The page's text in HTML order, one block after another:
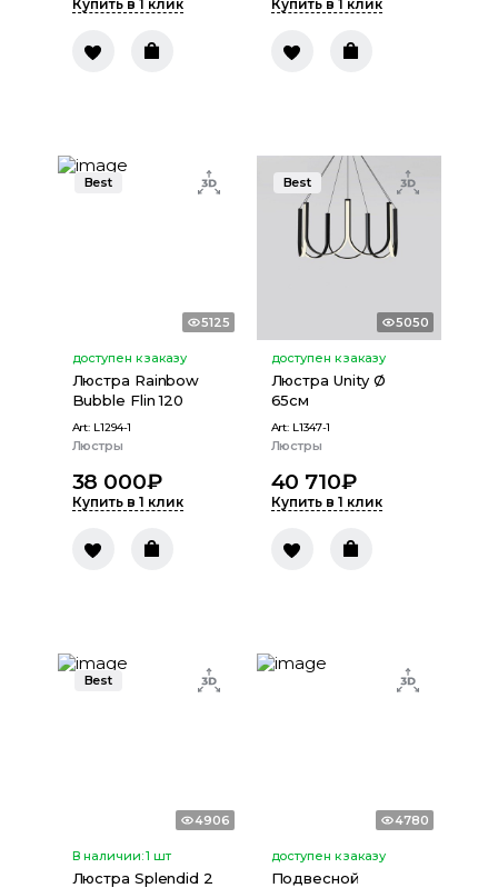
Купить в 1 клик Купить в 1 клик
Best
5125
доступен к заказу
Люстра Rainbow
Bubble Flin 120
Art: L1294-1
Люстры
38 000₽
Купить в 1 клик
Best
5050
доступен к заказу
Люстра Unity Ø
65см
Art: L1347-1
Люстры
40 710₽
Купить в 1 клик
Best
4906
В наличии:1 шт
Люстра Splendid 2
4780
доступен к заказу
Подвесной